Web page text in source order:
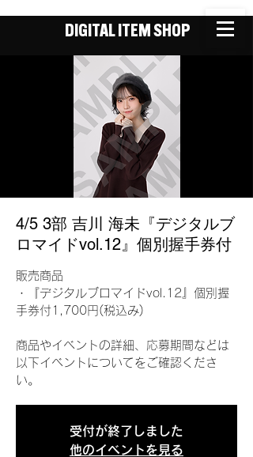
DIGITAL ITEM SHOP
4/5 3部 吉川 海未『デジタルブ
ロマイドvol.12』個別握手券付
販売商品
・『デジタルブロマイドvol.12』個別握
手券付1,700円(税込み)
商品やイベントの詳細、応募期間などは
以下イベントについてをご確認くださ
い。
受付が終了しました
他のイベントを見る